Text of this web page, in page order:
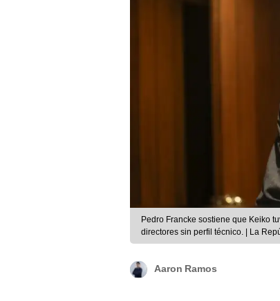
Pedro Francke sostiene que Keiko
directores sin perfil técnico. | La
Aaron Ramos